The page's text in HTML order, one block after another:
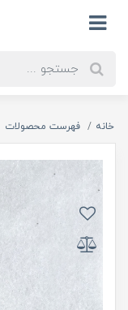
خانه فهرست محصولات